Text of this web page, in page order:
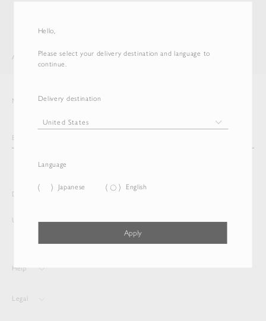
Hello,
Please select your delivery destination and language to
continue.
Delivery destination
Language
Japanese English
Apply
AURALEE ITEM
Newsletter
Delivery destination and Language
United States English
Help
Legal